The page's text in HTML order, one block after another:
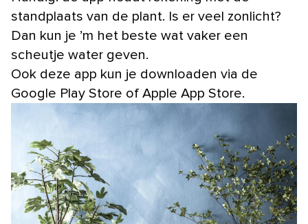
standplaats van de plant. Is er veel zonlicht?
Dan kun je ’m het beste wat vaker een
scheutje water geven.
Ook deze app kun je downloaden via de
Google Play Store of Apple App Store.